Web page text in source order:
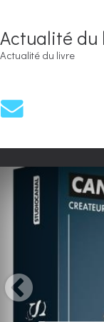
Actualité du
Actualité du livre